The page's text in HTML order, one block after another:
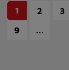
1 2 3
9
…